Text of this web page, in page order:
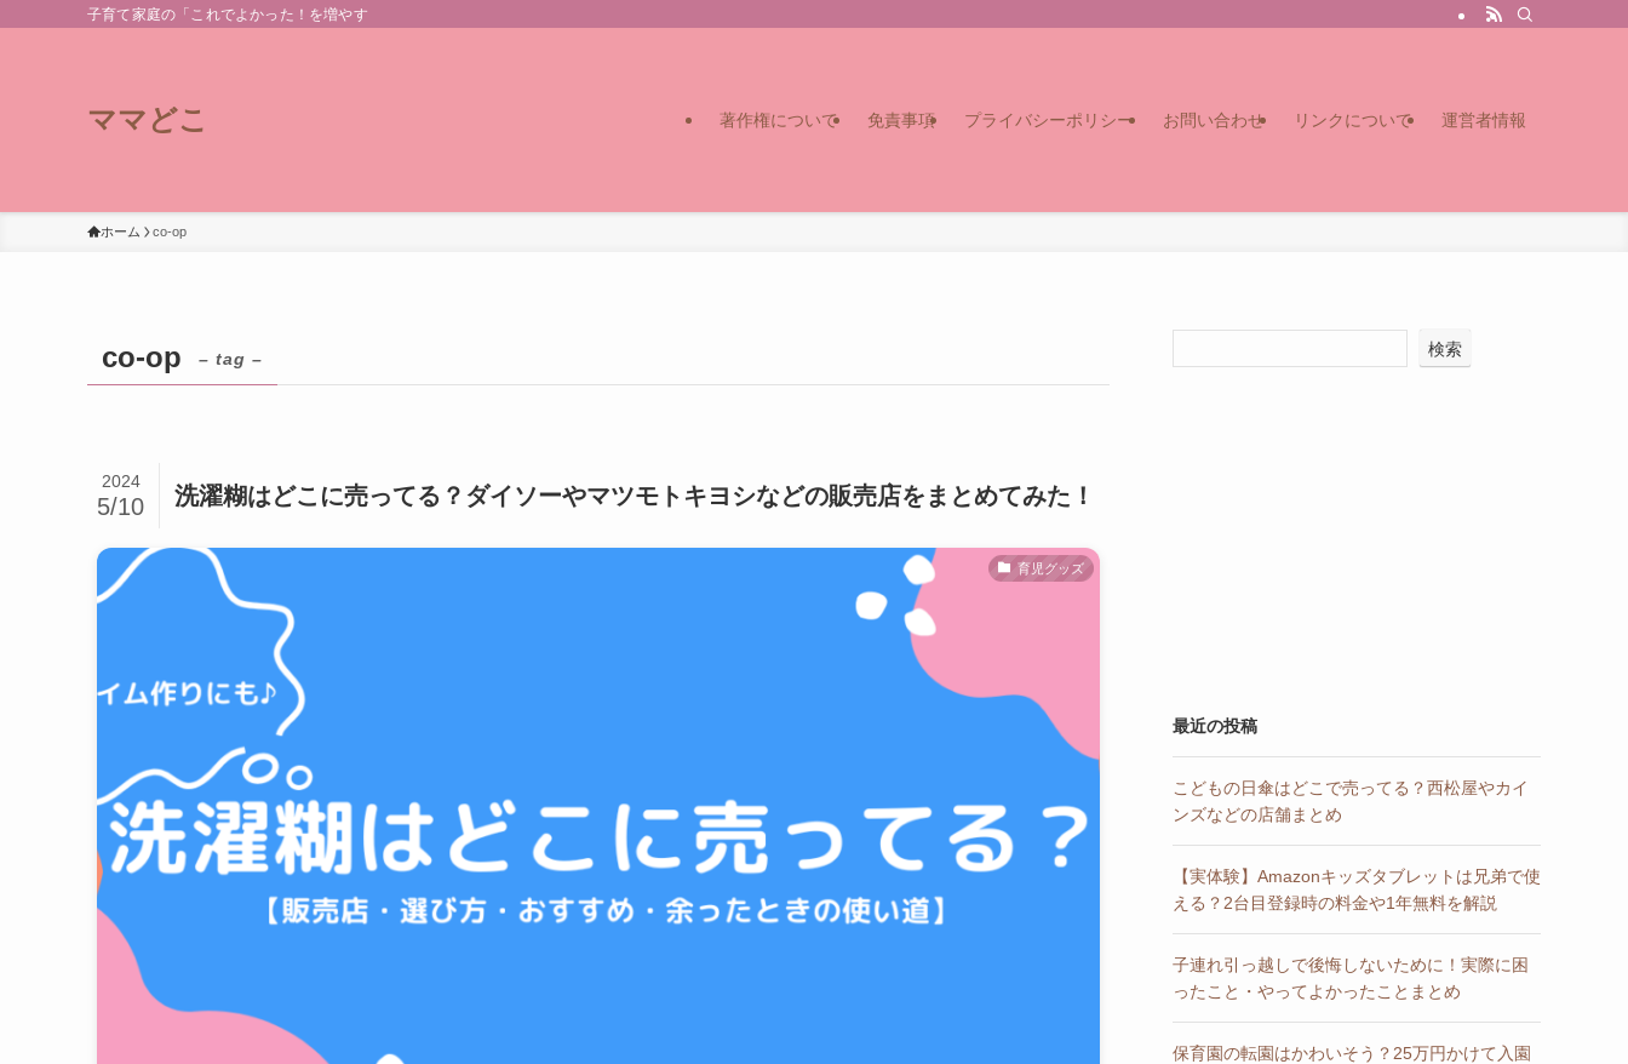
子育て家庭の「これでよかった！を増やす
ママどこ 著作権について 免責事項 プライバシーポリシー お問い合わせ リンクについて 運営者情報
ホーム co-op
co-op – tag –
洗濯糊はどこに売ってる？ダイソーやマツモトキヨシなどの販売店をまとめてみた！
2024
5/10
育児グッズ
検索
最近の投稿
こどもの日傘はどこで売ってる？西松屋やカイ
ンズなどの店舗まとめ
【実体験】Amazonキッズタブレットは兄弟で使
える？2台目登録時の料金や1年無料を解説
子連れ引っ越しで後悔しないために！実際に困
ったこと・やってよかったことまとめ
保育園の転園はかわいそう？25万円かけて入園